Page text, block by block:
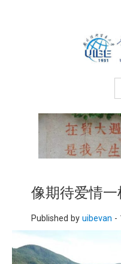
对
大
像期待爱情
Published by uibevan -